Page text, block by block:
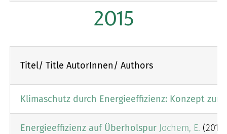
2015
Titel/ Title AutorInnen/ Authors
Klimaschutz durch Energieeffizienz: Konzept
Energieeffizienz auf Überholspur Jochem, E.